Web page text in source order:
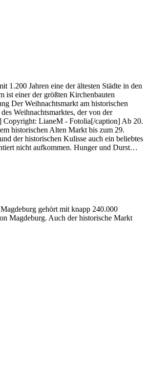
1.200 Jahren eine der ältesten Städte in den
ist einer der größten Kirchenbauten
Der Weihnachtsmarkt am historischen
Weihnachtsmarktes, der von der
Copyright: LianeM - Fotolia[/caption] Ab 20.
historischen Alten Markt bis zum 29.
der historischen Kulisse auch ein beliebtes
nicht aufkommen. Hunger und Durst…
gehört mit knapp 240.000
Magdeburg. Auch der historische Markt